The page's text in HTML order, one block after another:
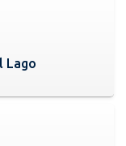
Lago